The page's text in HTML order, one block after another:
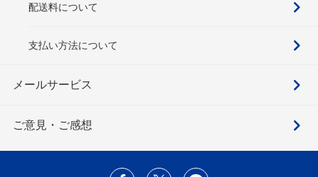
配送料について
支払い方法について
メールサービス
ご意見・ご感想